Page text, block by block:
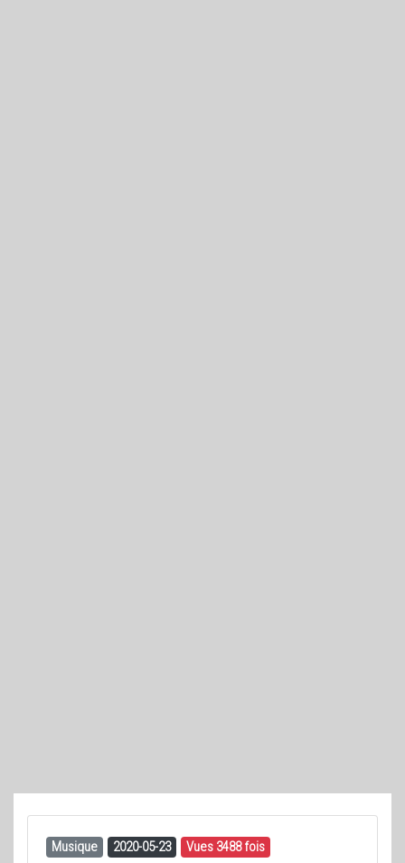
Musique 2020-05-23 Vues 3488 fois